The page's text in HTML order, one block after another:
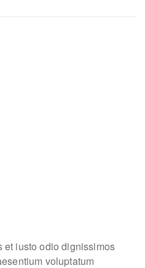
et iusto odio dignissimos
voluptatum